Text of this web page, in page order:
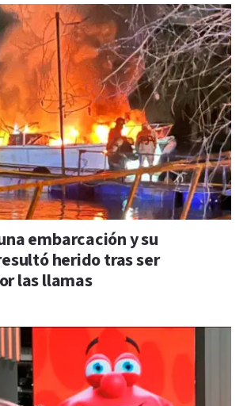
embarcación y su
herido tras ser
las llamas